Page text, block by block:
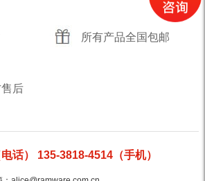
所有产品全国包邮
后
话） 135-3818-4514（手机）